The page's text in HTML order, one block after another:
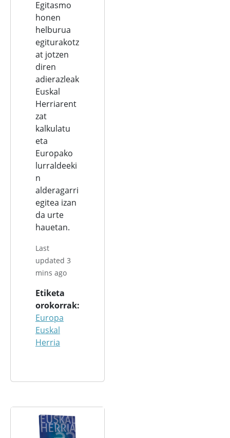
Egitasmo
honen
helburua
egiturakotz
at jotzen
diren
adierazleak
Euskal
Herriarent
zat
kalkulatu
eta
Europako
lurraldeeki
n
alderagarri
egitea izan
da urte
hauetan.
Last
updated 3
mins ago
Etiketa
orokorrak
Europa
Euskal
Herria